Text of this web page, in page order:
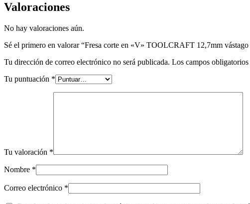
Valoraciones
No hay valoraciones aún.
Sé el primero en valorar “Fresa corte en «V» TOOLCRAFT 12,7mm vástago
Tu dirección de correo electrónico no será publicada. Los campos obligatorios
Tu puntuación *
Tu valoración *
Nombre *
Correo electrónico *